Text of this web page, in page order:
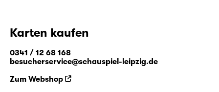
Erforschung den Kern von Manns Meisterwerk
bildet.
Diese inspirierte Kombination aus Theater
und Musik haucht Manns Kurzgeschichte
neues Leben ein, belebt das Drama auf völlig
neue Weise und bringt neues Licht in diese
Karten kaufen
0341 / 12 68 168
besucherservice@schauspiel-leipzig.de
Zum Webshop